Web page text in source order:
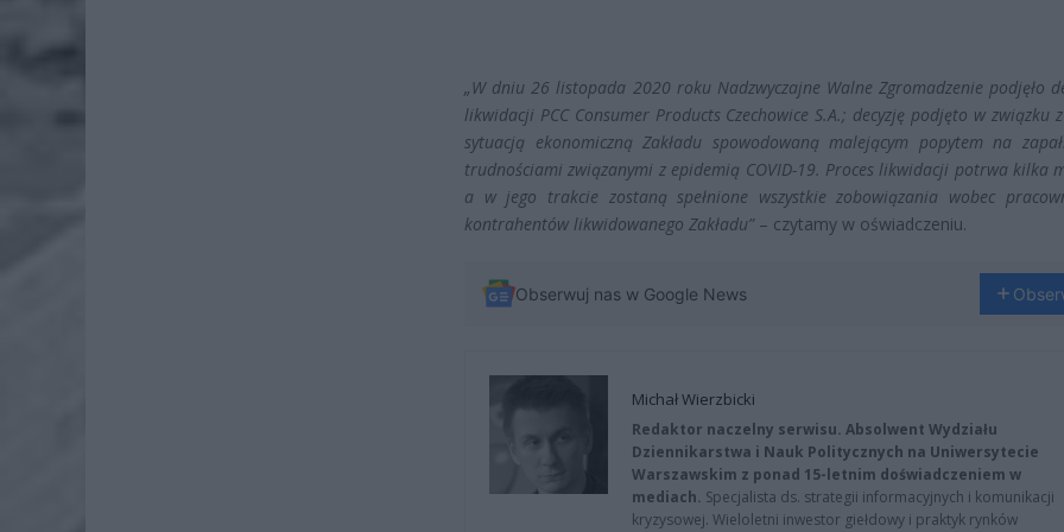
„W dniu 26 listopada 2020 roku Nadzwyczajne Walne Zgromadzenie podjęło
likwidacji PCC Consumer Products Czechowice S.A.; decyzję podjęto w związku
sytuacją ekonomiczną Zakładu spowodowaną malejącym popytem na
trudnościami związanymi z epidemią COVID-19. Proces likwidacji potrwa kilka
a w jego trakcie zostaną spełnione wszystkie zobowiązania wobec
kontrahentów likwidowanego Zakładu”– czytamy w oświadczeniu.
Obserwuj nas w Google News
Michał Wierzbicki
Redaktor naczelny serwisu. Absolwent Wydziału
Dziennikarstwa i Nauk Politycznych na Uniwersytecie
Warszawskim z ponad 15-letnim doświadczeniem w
mediach. Specjalista ds. strategii informacyjnych i komunikacji
kryzysowej. Wieloletni inwestor giełdowy i praktyk rynków